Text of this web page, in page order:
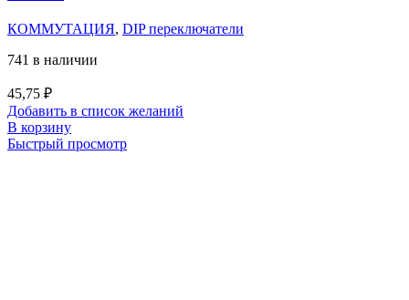
КОММУТАЦИЯ, DIP переключатели
741 в наличии
45,75 ₽
Добавить в список желаний
В корзину
Быстрый просмотр